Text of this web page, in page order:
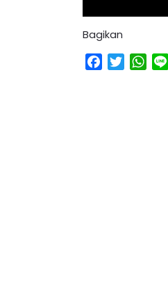
Bagikan
Facebook
Twitter